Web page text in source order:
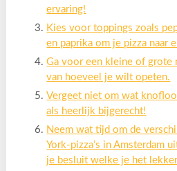
ervaring!
Kies voor toppings zoals
en paprika om je pizza naar
Ga voor een kleine of grote
van hoeveel je wilt opeten.
Vergeet niet om wat
als heerlijk bijgerecht!
Neem wat tijd om de
York-pizza’s in Amsterdam
je besluit welke je het